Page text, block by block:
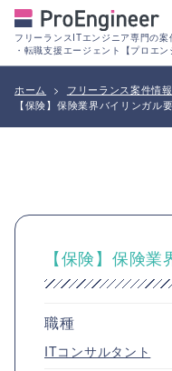
フリーランスITエンジニア専門の案
・転職支援エージェント【プロエン
ホーム > フリーランス案件情報
【保険】保険業界バイリンガル
【保険】保険
職種
ITコンサルタント